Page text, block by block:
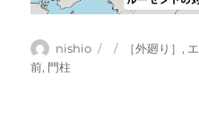
投
稿
nishio
投
カ［外廻り］ ,
前, 門柱